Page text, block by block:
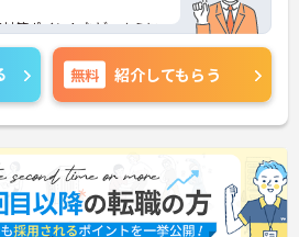
策ポイントなど、さらに
でお気軽にご相談くださ
無料 紹介してもらう